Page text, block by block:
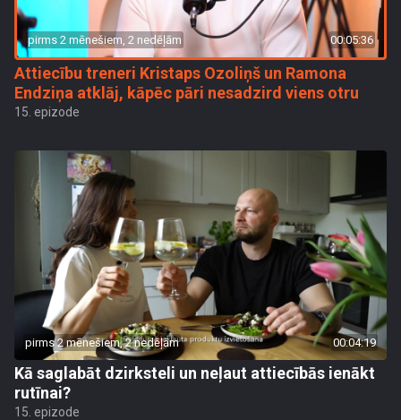
pirms 2 mēnešiem, 2 nedēļām 00:05:36
Attiecību treneri Kristaps Ozoliņš un Ramona
Endziņa atklāj, kāpēc pāri nesadzird viens otru
15. epizode
pirms 2 mēnešiem, 2 nedēļām 00:04:19
Kā saglabāt dzirksteli un neļaut attiecībās ienākt
rutīnai?
15. epizode